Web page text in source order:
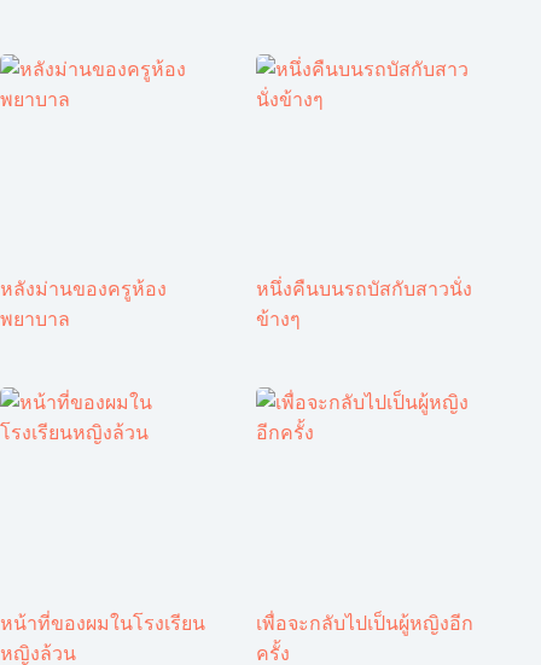
หลังม่านของครูห้อง
พยาบาล
หนึ่งคืนบนรถบัสกับสาวนั่ง
ข้างๆ
หน้าที่ของผมในโรงเรียน
หญิงล้วน
เพื่อจะกลับไปเป็นผู้หญิงอีก
ครั้ง